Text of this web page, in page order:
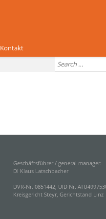
Kontakt
Geschäftsführer / general manager:
DI Klaus Latschbacher
DVR-Nr. 0851442, UID Nr.
Kreisgericht Steyr, Gerichtstand Linz